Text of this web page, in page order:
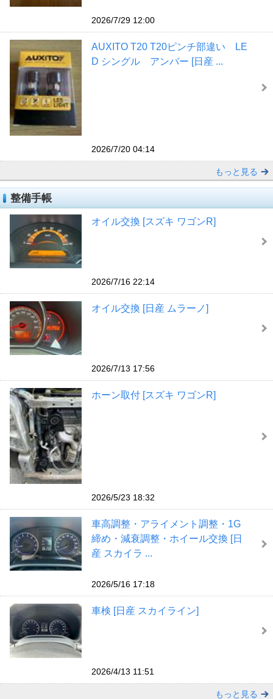
2026/7/29 12:00
AUXITO T20 T20ピンチ部違い LE
D シングル アンバー [日産 ...
2026/7/20 04:14
もっと見る
整備手帳
オイル交換 [スズキ ワゴンR]
2026/7/16 22:14
オイル交換 [日産 ムラーノ]
2026/7/13 17:56
ホーン取付 [スズキ ワゴンR]
2026/5/23 18:32
車高調整・アライメント調整・1G
締め・減衰調整・ホイール交換 [日
産 スカイラ ...
2026/5/16 17:18
車検 [日産 スカイライン]
2026/4/13 11:51
もっと見る